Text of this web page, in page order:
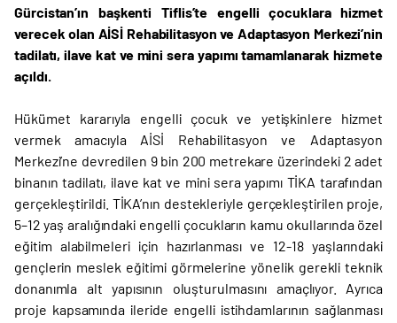
Gürcistan’ın başkenti Tiflis’te engelli çocuklara hizmet
verecek olan AİSİ Rehabilitasyon ve Adaptasyon Merkezi’nin
tadilatı, ilave kat ve mini sera yapımı tamamlanarak hizmete
açıldı.
Hükümet kararıyla engelli çocuk ve yetişkinlere hizmet
vermek amacıyla AİSİ Rehabilitasyon ve Adaptasyon
Merkezi’ne devredilen 9 bin 200 metrekare üzerindeki 2 adet
binanın tadilatı, ilave kat ve mini sera yapımı TİKA tarafından
gerçekleştirildi. TİKA’nın destekleriyle gerçekleştirilen proje,
5–12 yaş aralığındaki engelli çocukların kamu okullarında özel
eğitim alabilmeleri için hazırlanması ve 12-18 yaşlarındaki
gençlerin meslek eğitimi görmelerine yönelik gerekli teknik
donanımla alt yapısının oluşturulmasını amaçlıyor. Ayrıca
proje kapsamında ileride engelli istihdamlarının sağlanması